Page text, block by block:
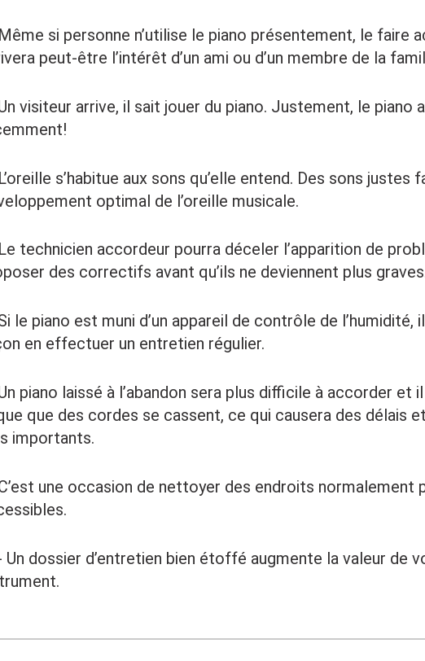
si personne n’utilise le piano présentement, le faire
peut-être l’intérêt d’un ami ou d’un membre de la
visiteur arrive, il sait jouer du piano. Justement, le piano
s’habitue aux sons qu’elle entend. Des sons justes
optimal de l’oreille musicale.
technicien accordeur pourra déceler l’apparition de
des correctifs avant qu’ils ne deviennent plus
le piano est muni d’un appareil de contrôle de
en effectuer un entretien régulier.
piano laissé à l’abandon sera plus difficile à accorder et il
que des cordes se cassent, ce qui causera des délais
importants.
une occasion de nettoyer des endroits normalement
Un dossier d’entretien bien étoffé augmente la valeur de